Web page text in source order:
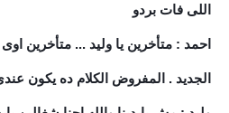
اللى فات بردو
الجديد . المفروض الكلام ده يكون